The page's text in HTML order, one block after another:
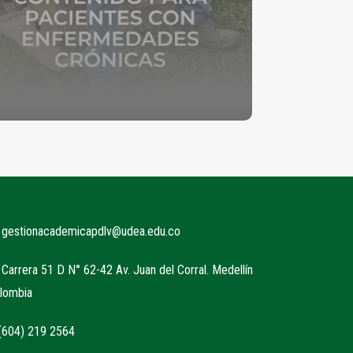
gestionacademicapdlv@udea.edu.co
Carrera 51 D N° 62-42 Av. Juan del Corral. Medellín
219 2564